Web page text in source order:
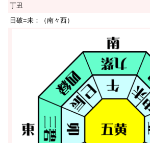
丁丑
日破=未：（南々西）